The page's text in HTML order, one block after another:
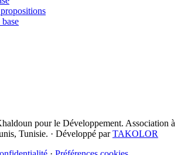
pour le Développement. Association à
Tunisie. · Développé parTAKOLOR